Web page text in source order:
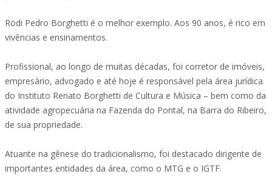
Rodi Pedro Borghetti é o melhor exemplo. Aos 90 anos, é rico em
vivências e ensinamentos.
Profissional, ao longo de muitas décadas, foi corretor de imóveis,
empresário, advogado e até hoje é responsável pela área jurídica
do Instituto Renato Borghetti de Cultura e Música – bem como da
atividade agropecuária na Fazenda do Pontal, na Barra do Ribeiro,
de sua propriedade.
Atuante na gênese do tradicionalismo, foi destacado dirigente de
importantes entidades da área, como o MTG e o IGTF.